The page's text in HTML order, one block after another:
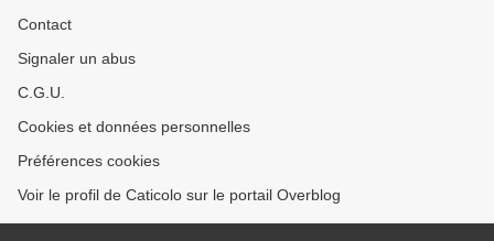
Contact
Signaler un abus
C.G.U.
Cookies et données personnelles
Préférences cookies
Voir le profil de Caticolo sur le portail Overblog